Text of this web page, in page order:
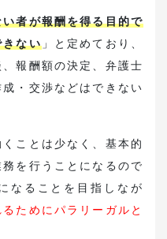
者が報酬を得る目的で
きない」と定めており、
報酬額の決定、弁護士
・交渉などはできない
ことは少なく、基本的
を行うことになるので
なることを目指しなが
ためにパラリーガルと